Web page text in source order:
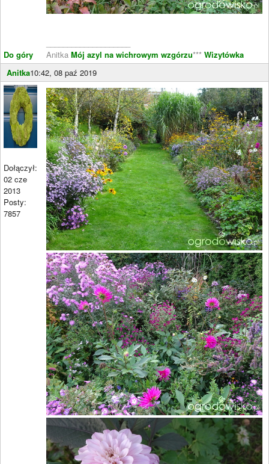
Do góry
Anitka Mój azyl na wichrowym wzgórzu*** Wizytówka
Anitka10:42, 08 paź 2019
Dołączył:
02 cze
2013
Posty:
7857